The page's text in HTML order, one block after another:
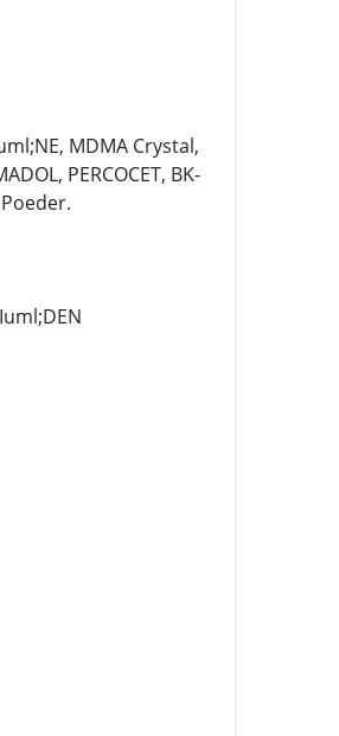
MDMA Crystal,
PERCOCET, BK-
Poeder.